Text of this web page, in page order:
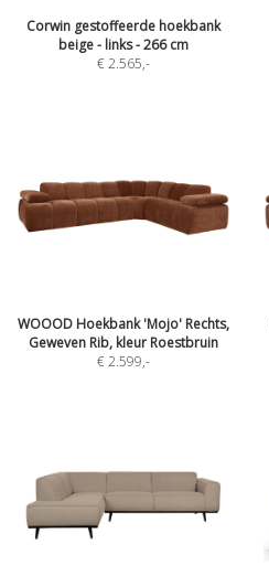
Corwin gestoffeerde hoekbank
beige - links - 266 cm
€ 2.565,-
WOOOD Hoekbank 'Mojo' Rechts,
Geweven Rib, kleur Roestbruin
€ 2.599,-